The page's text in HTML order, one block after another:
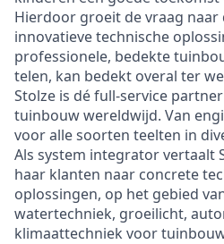
Hierdoor groeit de vraag naar
innovatieve technische
professionele, bedekte
telen, kan bedekt overal ter
Stolze is dé full-service
tuinbouw wereldwijd. Van
voor alle soorten teelten in
Als system integrator vertaalt
haar klanten naar concrete
oplossingen, op het gebied
watertechniek, groeilicht,
klimaattechniek voor